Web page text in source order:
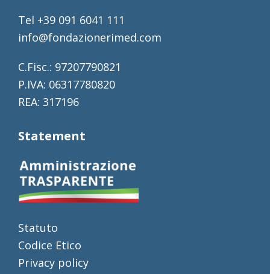
Tel +39 091 6041 111
info@fondazionerimed.com
C.Fisc.: 97207790821
P.IVA: 06317780820
REA: 317196
Statement
Statuto
Codice Etico
Privacy policy